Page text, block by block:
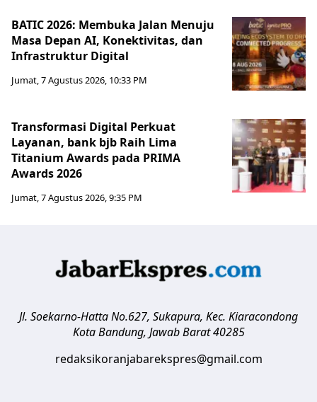
BATIC 2026: Membuka Jalan Menuju
Masa Depan AI, Konektivitas, dan
Infrastruktur Digital
Jumat, 7 Agustus 2026, 10:33 PM
Transformasi Digital Perkuat
Layanan, bank bjb Raih Lima
Titanium Awards pada PRIMA
Awards 2026
Jumat, 7 Agustus 2026, 9:35 PM
Jl. Soekarno-Hatta No.627, Sukapura, Kec. Kiaracondong
Kota Bandung, Jawab Barat 40285
redaksikoranjabarekspres@gmail.com